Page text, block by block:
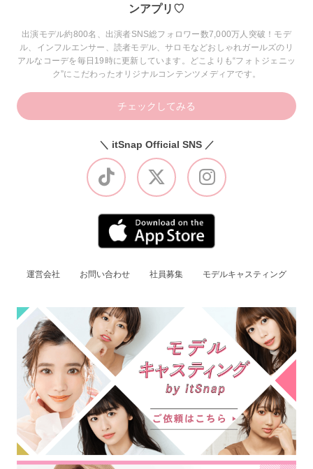
ンアプリ♡
出演モデル約800名、出演者SNS総フォロワー数7,000万人突破！モデ
ル、インフルエンサー、読者モデル、サロモなどおしゃれガールズのリ
アルなコーデを毎日19時に更新しています。どこよりも“フォトジェニッ
ク”にこだわったオリジナルコンテンツメディアです。
チェックしてみる
＼ itSnap Official SNS ／
運営会社 お問い合わせ 社員募集 モデルキャスティング